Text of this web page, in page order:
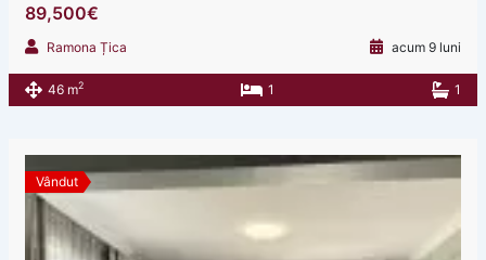
89,500€
Ramona Țica acum 9 luni
46 m2 1 1
Vândut